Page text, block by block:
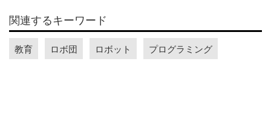
関連するキーワード
教育 ロボ団 ロボット プログラミング